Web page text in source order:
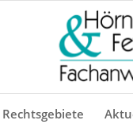
Rechtsgebiete